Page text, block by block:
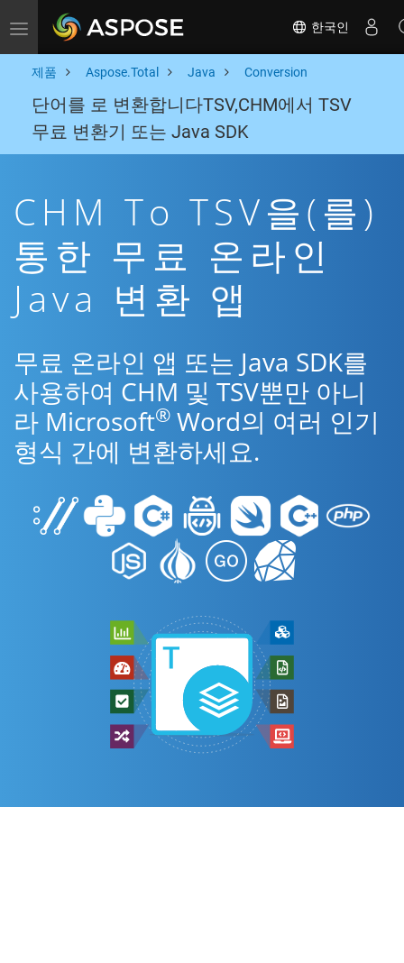
Toggle navigation 한국인
제품 Aspose.Total Java Conversion
단어를 로 변환합니다TSV,CHM에서 TSV
무료 변환기 또는 Java SDK
CHM To TSV을(를)
통한 무료 온라인
Java 변환 앱
무료 온라인 앱 또는 Java SDK를
사용하여 CHM 및 TSV뿐만 아니
라 Microsoft® Word의 여러 인기
형식 간에 변환하세요.